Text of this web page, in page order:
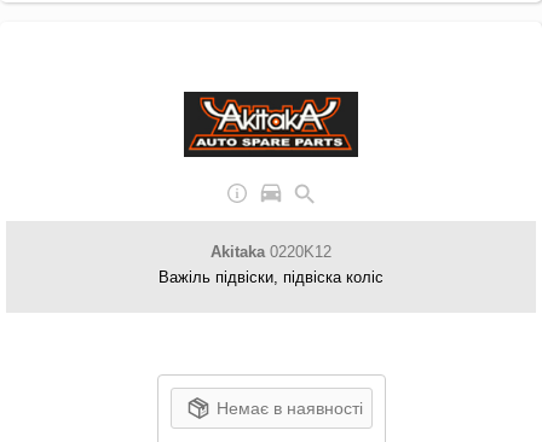
Akitaka0220K12
Важіль підвіски, підвіска коліс
Немає в наявності